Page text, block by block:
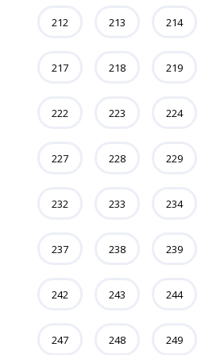
212 213 214
217 218 219
222 223 224
227 228 229
232 233 234
237 238 239
242 243 244
247 248 249